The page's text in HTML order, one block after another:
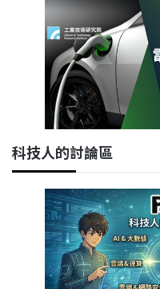
科技人的討論區